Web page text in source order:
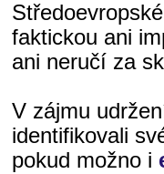
faktickou ani
ani neručí za
V zájmu
identifikovali
pokud možno i